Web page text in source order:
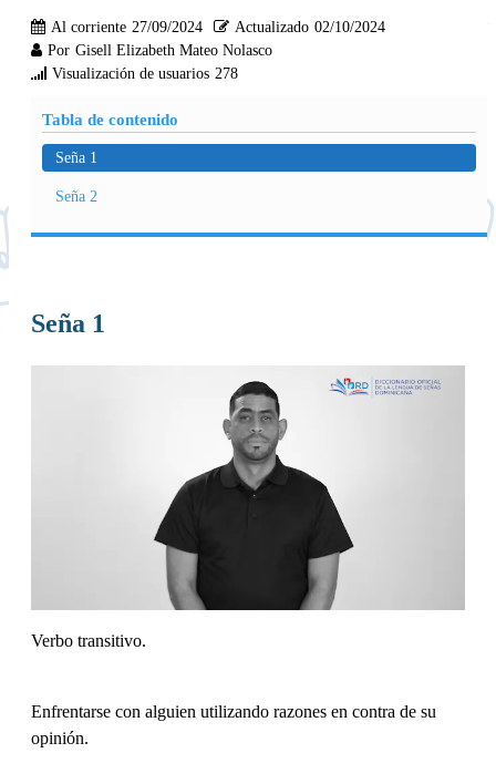
Al corriente 27/09/2024 Actualizado 02/10/2024
Por Gisell Elizabeth Mateo Nolasco
Visualización de usuarios 278
Tabla de contenido
Seña 1
Seña 2
Seña 1
Verbo transitivo.
Enfrentarse con alguien utilizando razones en contra de su
opinión.